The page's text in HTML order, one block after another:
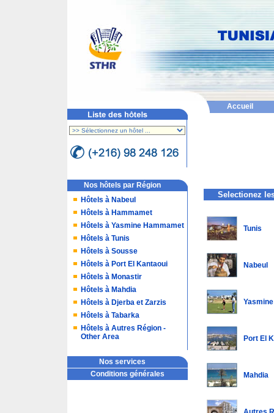
Accueil
Nos hôtels par Région
Hôtels à Nabeul
Hôtels à Hammamet
Hôtels à Yasmine Hammamet
Hôtels à Tunis
Hôtels à Sousse
Hôtels à Port El Kantaoui
Hôtels à Monastir
Hôtels à Mahdia
Hôtels à Djerba et Zarzis
Hôtels à Tabarka
Hôtels à Autres Région -
Other Area
Nos services
Conditions générales
Selectionez
Tunis
Nabeul
Port El
Mahdia